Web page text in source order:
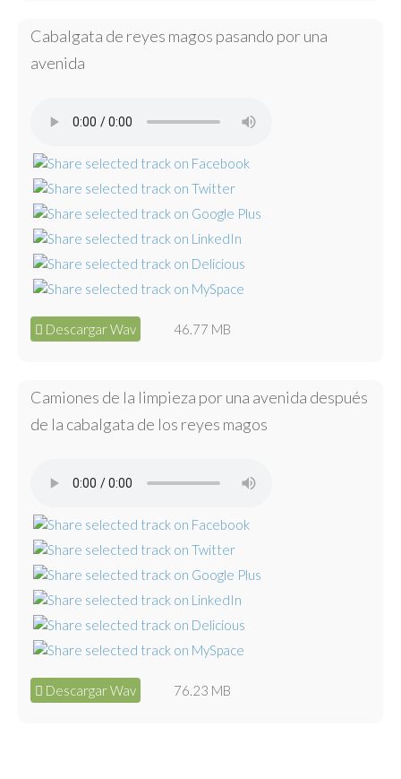
Cabalgata de reyes magos pasando por una
avenida
Descargar Wav 46.77 MB
Camiones de la limpieza por una avenida después
de la cabalgata de los reyes magos
Descargar Wav 76.23 MB